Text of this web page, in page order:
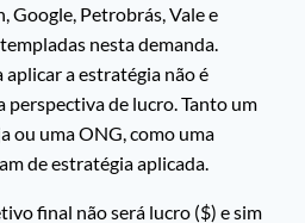
Google, Petrobrás, Vale e
nesta demanda.
a estratégia não é
perspectiva de lucro. Tanto um
ou uma ONG, como uma
de estratégia aplicada.
final não será lucro ($) e sim